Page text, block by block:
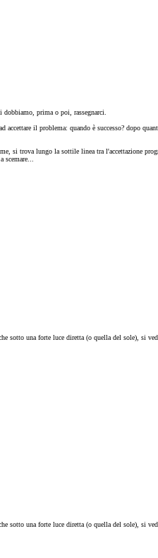
prima o poi, rassegnarci.
il problema: quando è successo? dopo
si trova lungo la sottile linea tra l'accettazione
sotto una forte luce diretta (o quella del sole), si
sotto una forte luce diretta (o quella del sole), si